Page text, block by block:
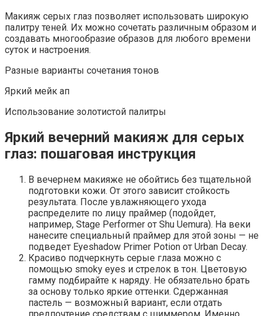
Макияж серых глаз позволяет использовать широкую
палитру теней. Их можно сочетать различным образом и
создавать многообразие образов для любого времени
суток и настроения.
Разные варианты сочетания тонов
Яркий мейк ап
Использование золотистой палитры
Яркий вечерний макияж для серых
глаз: пошаговая инструкция
В вечернем макияже не обойтись без тщательной
подготовки кожи. От этого зависит стойкость
результата. После увлажняющего ухода
распределите по лицу праймер (подойдет,
например, Stage Performer от Shu Uemura). На веки
нанесите специальный праймер для этой зоны — не
подведет Eyeshadow Primer Potion от Urban Decay.
Красиво подчеркнуть серые глаза можно с
помощью smoky eyes и стрелок в тон. Цветовую
гамму подбирайте к наряду. Не обязательно брать
за основу только яркие оттенки. Сдержанная
пастель — возможный вариант, если отдать